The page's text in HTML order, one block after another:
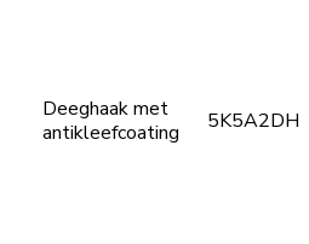
Deeghaak met
antikleefcoating
5K5A2DH